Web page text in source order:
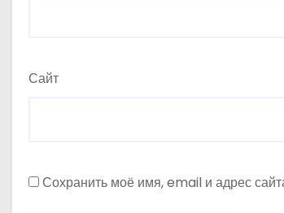
Сайт
Сохранить моё имя, email и адрес